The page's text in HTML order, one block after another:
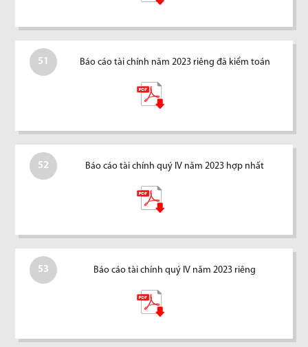
51 Báo cáo tài chính năm 2023 riêng đã kiểm toán
52 Báo cáo tài chính quý IV năm 2023 hợp nhất
53 Báo cáo tài chính quý IV năm 2023 riêng